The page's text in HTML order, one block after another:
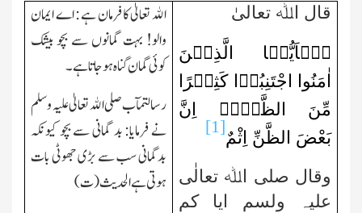
قال اﷲ تعالیٰ
یٰۤاَیُّہَا الَّذِیۡنَ
اٰمَنُوا اجْتَنِبُوۡا کَثِیۡرًا
مِّنَ الظَّنِّ۫ اِنَّ
بَعْضَ الظَّنِّ اِثْمٌ[1]
وقال صلی اﷲ تعالٰی
علیہ ولسم ایا کم
اﷲ تعالیٰ کا فرمان ہے : اے ایمان
والو! بہت گمانوں سے بچو بیشك
کوئی گمان گناہ ہوجاتا ہے۔
رسالتمآب صلی اﷲ تعالیٰ علیہ وسلم
نے فرمایا: بد گمانی سے بچو کیونکہ
بدگمانی سب سے بڑی جھوٹی بات
ہوتی ہے الحدیث (ت)